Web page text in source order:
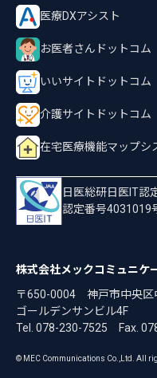
医療DXアシスト
お医者さんドットコム
いいサイトドットコム
介護サイトドットコム
在宅医療機能マップシ
日医総研日医IT認
認定番号4031019
株式会社メックコミュニケ
〒650-0004 神戸市中央
ゴールデンサンビル4F
Tel. 078-230-7525
Fax.
© MEC Communications Co.,Ltd. All